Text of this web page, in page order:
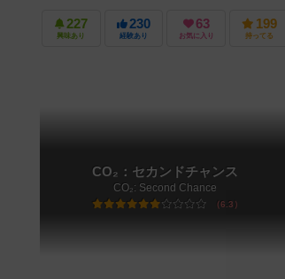
227
興味あり
230
経験あり
63
お気に入り
199
持ってる
CO₂：セカンドチャンス
CO₂: Second Chance
6.3